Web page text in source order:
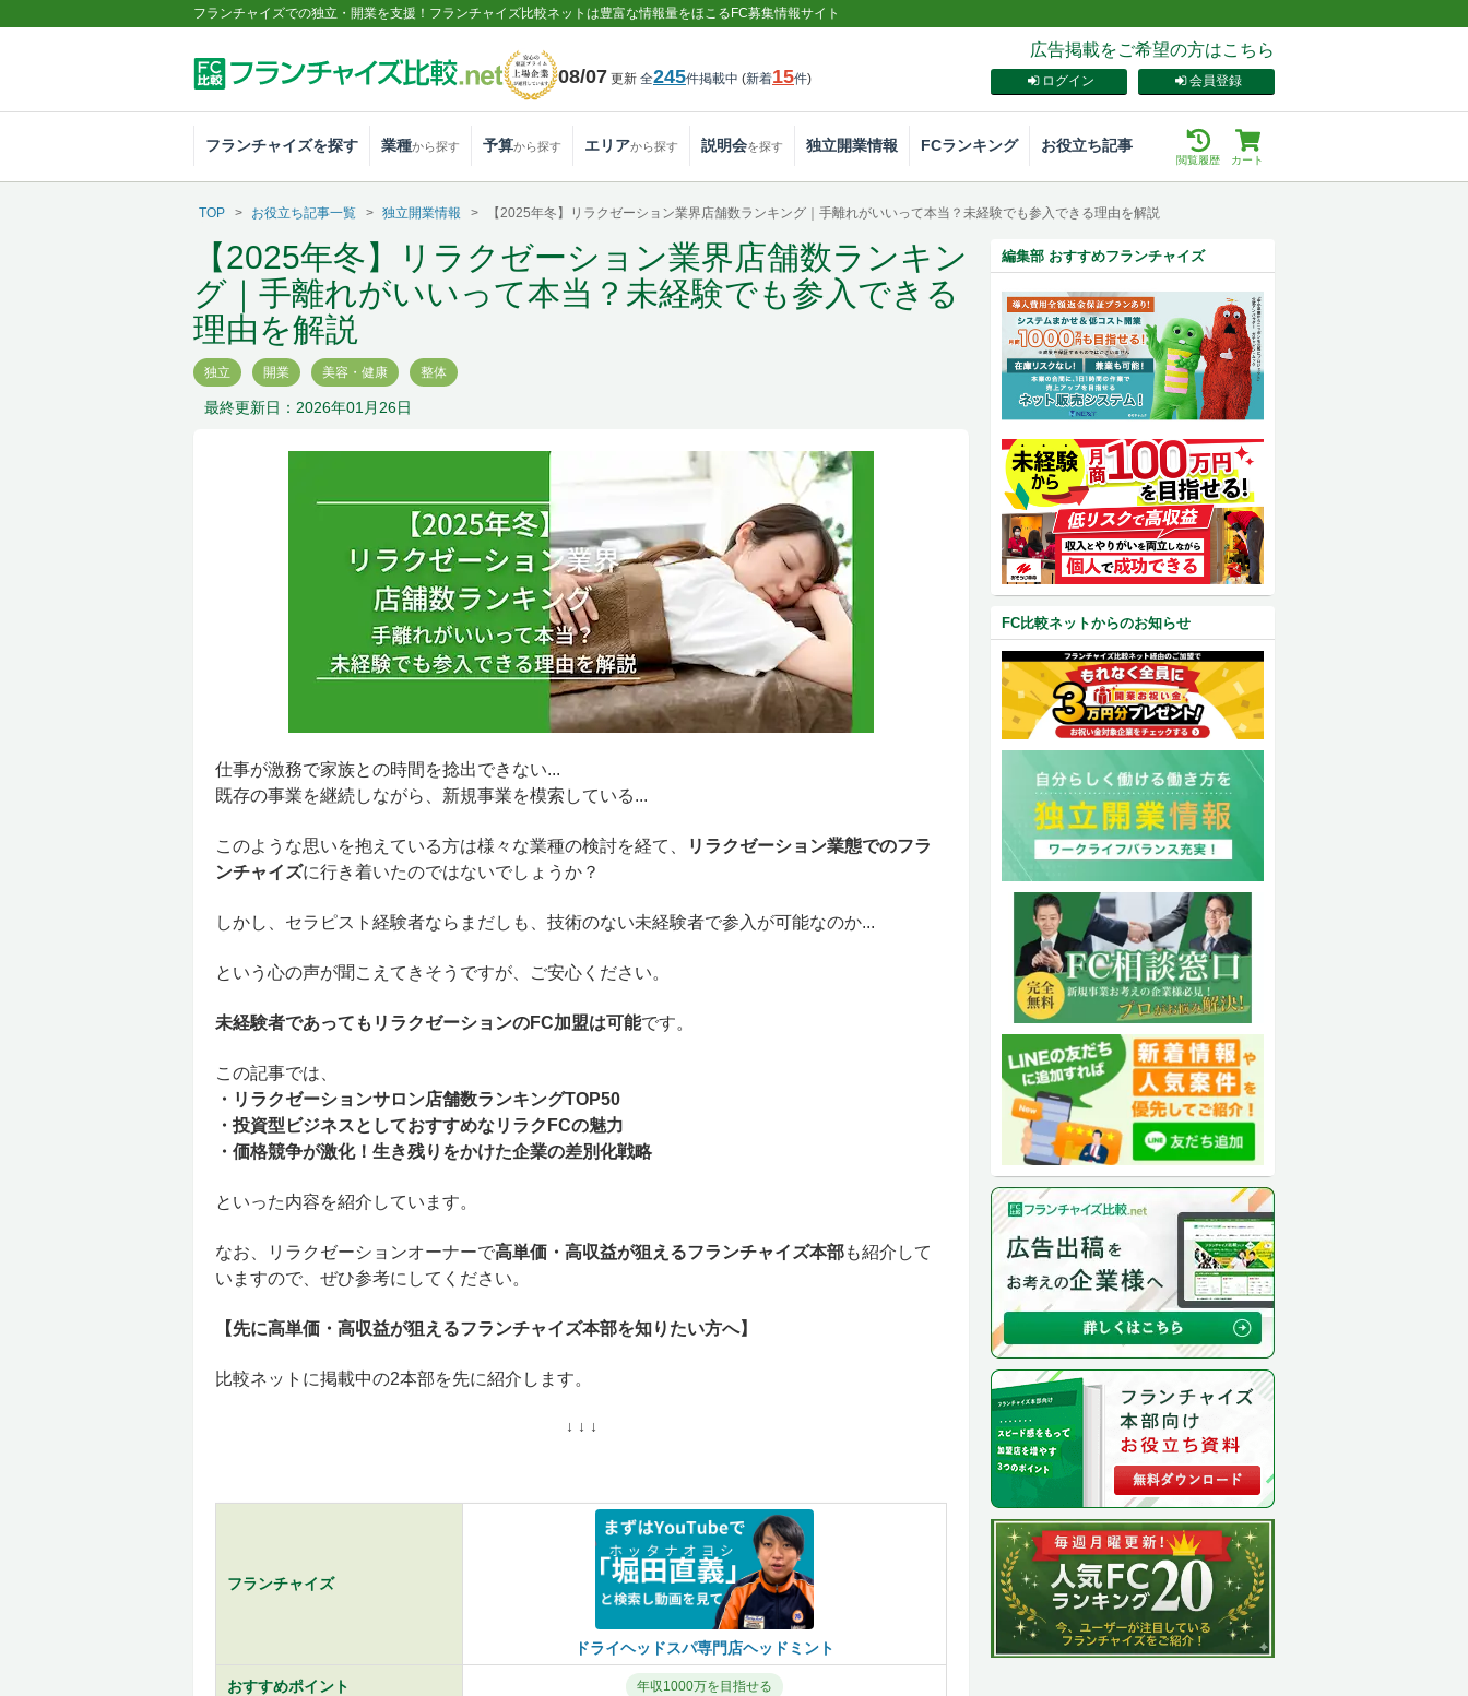
フランチャイズでの独立・開業を支援！フランチャイズ比較ネットは豊富な情報量をほこるFC募集情報サイト
08/07 更新 全245件掲載中 (新着15件)
広告掲載をご希望の方はこちら
会員登録
ログイン
フランチャイズを探す 業種から探す 予算から探す エリアから探す 説明会を探す 独立開業情報 FCランキング お役立ち記事
カート
閲覧履歴
TOP お役立ち記事一覧 独立開業情報 【2025年冬】リラクゼーション業界店舗数ランキング｜手離れがいいって本当？未経験でも参入できる理由を解説
【2025年冬】リラクゼーション業界店舗数ランキン
グ｜手離れがいいって本当？未経験でも参入できる
理由を解説
独立 開業 美容・健康 整体
最終更新日：2026年01月26日
仕事が激務で家族との時間を捻出できない...
既存の事業を継続しながら、新規事業を模索している...
このような思いを抱えている方は様々な業種の検討を経て、
リラクゼーション業態でのフラ
ンチャイズに行き着いたのではないでしょうか？
しかし、セラピスト経験者ならまだしも、技術のない未経験者で参入が可能なのか...
という心の声が聞こえてきそうですが、ご安心ください。
未経験者であってもリラクゼーションのFC加盟は可能です。
この記事では、
・リラクゼーションサロン店舗数ランキングTOP50
・投資型ビジネスとしておすすめなリラクFCの魅力
・価格競争が激化！生き残りをかけた企業の差別化戦略
といった内容を紹介しています。
なお、リラクゼーションオーナーで高単価・高収益が狙えるフランチャイズ本部も紹介して
いますので、ぜひ参考にしてください。
【先に高単価・高収益が狙えるフランチャイズ本部を知りたい方へ】
比較ネットに掲載中の2本部を先に紹介します。
↓ ↓ ↓
フランチャイズ
ドライヘッドスパ専門店ヘッドミント
おすすめポイント 年収1000万を目指せる
編集部 おすすめフランチャイズ
FC比較ネットからのお知らせ